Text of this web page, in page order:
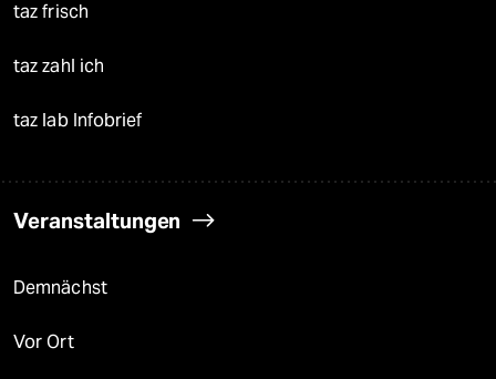
taz frisch
taz zahl ich
taz lab Infobrief
Veranstaltungen
Demnächst
Vor Ort